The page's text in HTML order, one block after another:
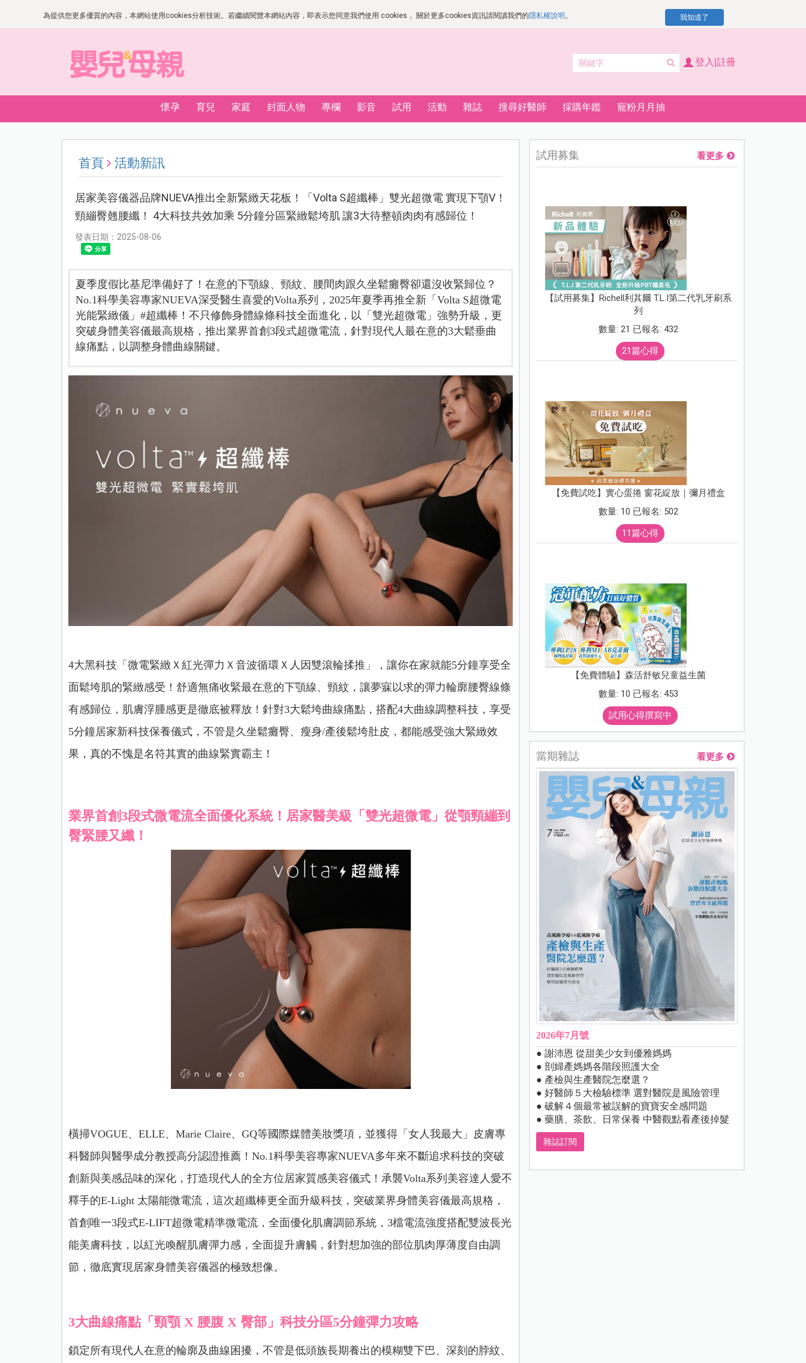
為提供您更多優質的內容，本網站使用cookies分析技術。若繼續閱覽本網站內容，即表示您同意我們使用 cookies， 關於更多cookies資訊請閱讀我們的隱私權說明 。 我知道了
登入|註冊
懷孕 育兒 家庭 封面人物 專欄 影音 試用 活動 雜誌 搜尋好醫師 採購年鑑 寵粉月月抽
首頁 活動新訊
居家美容儀器品牌NUEVA推出全新緊緻天花板！「Volta S超纖棒」雙光超微電 實現下顎V！
頸繃臀翹腰纖！ 4大科技共效加乘 5分鐘分區緊緻鬆垮肌 讓3大待整頓肉肉有感歸位！
發表日期：2025-08-06
夏季度假比基尼準備好了！在意的下顎線、頸紋、腰間肉跟久坐鬆癱臀卻還沒收緊歸位？
No.1科學美容專家NUEVA深受醫生喜愛的Volta系列，2025年夏季再推全新「Volta S超微電
光能緊緻儀」#超纖棒！不只修飾身體線條科技全面進化，以「雙光超微電」強勢升級，更
突破身體美容儀最高規格，推出業界首創3段式超微電流，針對現代人最在意的3大鬆垂曲
線痛點，以調整身體曲線關鍵。
4大黑科技「微電緊緻Ｘ紅光彈力Ｘ音波循環Ｘ人因雙滾輪揉推」，讓你在家就能5分鐘享受全
面鬆垮肌的緊緻感受！舒適無痛收緊最在意的下顎線、頸紋，讓夢寐以求的彈力輪廓腰臀線條
有感歸位，肌膚浮腫感更是徹底被釋放！針對3大鬆垮曲線痛點，搭配4大曲線調整科技，享受
5分鐘居家新科技保養儀式，不管是久坐鬆癱臀、瘦身/產後鬆垮肚皮，都能感受強大緊緻效
果，真的不愧是名符其實的曲線緊實霸主！
業界首創3段式微電流全面優化系統！居家醫美級「雙光超微電」從顎頸繃到
臀緊腰又纖！
橫掃VOGUE、ELLE、Marie Claire、GQ等國際媒體美妝獎項，並獲得「女人我最大」皮膚專
科醫師與醫學成分教授高分認證推薦！No.1科學美容專家NUEVA多年來不斷追求科技的突破
創新與美感品味的深化，打造現代人的全方位居家質感美容儀式！承襲Volta系列美容達人愛不
釋手的E-Light 太陽能微電流，這次超纖棒更全面升級科技，突破業界身體美容儀最高規格，
首創唯一3段式E-LIFT超微電精準微電流，全面優化肌膚調節系統，3檔電流強度搭配雙波長光
能美膚科技，以紅光喚醒肌膚彈力感，全面提升膚觸，針對想加強的部位肌肉厚薄度自由調
節，徹底實現居家身體美容儀器的極致想像。
3大曲線痛點「頸顎 X 腰腹 X 臀部」科技分區5分鐘彈力攻略
鎖定所有現代人在意的輪廓及曲線困擾，不管是低頭族長期養出的模糊雙下巴、深刻的脖紋、
試用募集 看更多
【試用募集】Richell利其爾 T.L.I第二代乳牙刷系
列
數量: 21 已報名: 432
21篇心得
【免費試吃】實心蛋捲 窗花綻放｜彌月禮盒
數量: 10 已報名: 502
11篇心得
【免費體驗】森活舒敏兒童益生菌
數量: 10 已報名: 453
試用心得撰寫中
當期雜誌 看更多
2026年7月號
● 謝沛恩 從甜美少女到優雅媽媽
● 剖婦產媽媽各階段照護大全
● 產檢與生產醫院怎麼選？
● 好醫師５大檢驗標準 選對醫院是風險管理
● 破解４個最常被誤解的寶寶安全感問題
● 藥膳、茶飲、日常保養 中醫觀點看產後掉髮
雜誌訂閱